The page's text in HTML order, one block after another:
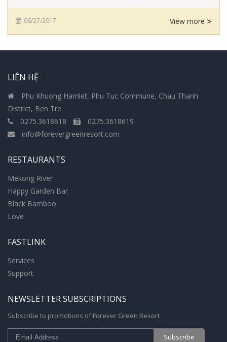
06/27/2017 View more
LIÊN HỆ
Phu Khuong Hamlet, Phu Tuc Commune, Chau Thanh
District, Ben Tre
0275.3618618
0275.3618619
info@forevergreenresort.com
RESTAURANTS
Mekong River
Happy Garden Bar
Black Bamboo
Love
FASTLINK
Services
Support
NEWSLETTER SUBSCRIPTIONS
Subscribe to promotions of Forever Green Resort
Subscribe